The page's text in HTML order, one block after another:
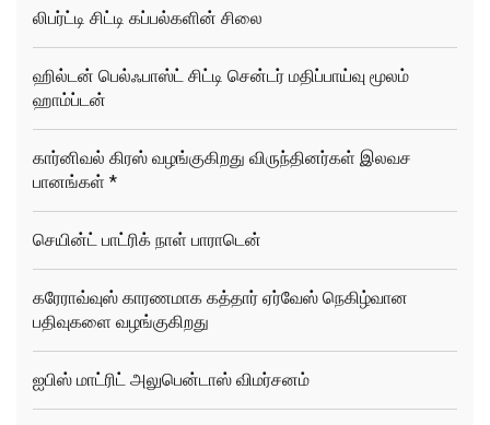
லிபர்ட்டி சிட்டி கப்பல்களின் சிலை
ஹில்டன் பெல்ஃபாஸ்ட் சிட்டி சென்டர் மதிப்பாய்வு மூலம்
ஹாம்ப்டன்
கார்னிவல் கிரஸ் வழங்குகிறது விருந்தினர்கள் இலவச
பானங்கள் *
செயின்ட் பாட்ரிக் நாள் பாராடென்
கரேராவ்வுஸ் காரணமாக கத்தார் ஏர்வேஸ் நெகிழ்வான
பதிவுகளை வழங்குகிறது
ஐபிஸ் மாட்ரிட் அலுபென்டாஸ் விமர்சனம்